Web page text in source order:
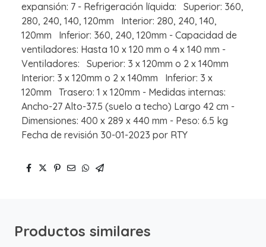
expansión: 7 - Refrigeración líquida: Superior: 360,
280, 240, 140, 120mm Interior: 280, 240, 140,
120mm Inferior: 360, 240, 120mm - Capacidad de
ventiladores: Hasta 10 x 120 mm o 4 x 140 mm -
Ventiladores: Superior: 3 x 120mm o 2 x 140mm
Interior: 3 x 120mm o 2 x 140mm Inferior: 3 x
120mm Trasero: 1 x 120mm - Medidas internas:
Ancho-27 Alto-37.5 (suelo a techo) Largo 42 cm -
Dimensiones: 400 x 289 x 440 mm - Peso: 6.5 kg
Fecha de revisión 30-01-2023 por RTY
Productos similares